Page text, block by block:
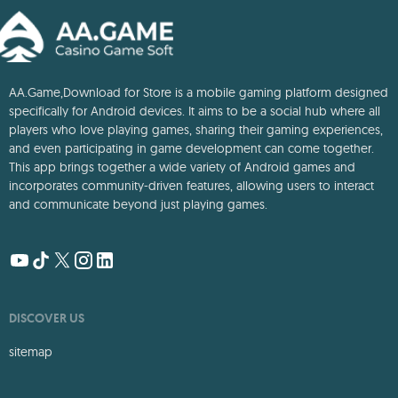
AA.Game,Download for Store is a mobile gaming platform designed
specifically for Android devices. It aims to be a social hub where all
players who love playing games, sharing their gaming experiences,
and even participating in game development can come together.
This app brings together a wide variety of Android games and
incorporates community-driven features, allowing users to interact
and communicate beyond just playing games.
DISCOVER US
sitemap